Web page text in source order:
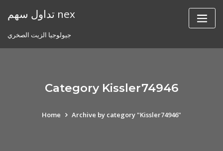
تداول سهم nex
جيولوجيا الزيت الصخري
Category Kissler74946
Home Archive by category "Kissler74946"